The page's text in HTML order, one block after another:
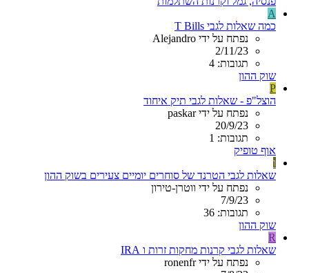
A
כמה שאלות לגבי T Bills
נפתח על ידי Alejandro
2/11/23
תגובות: 4
שוק ההון
P
הוצל"פ - שאלות לגבי תיק איחוד
נפתח על ידי paskar
20/9/23
תגובות: 1
אוף טופיק
ו
שאלות לגבי הטרנד של סוחרים יומיים צעירים בשוק ההון
נפתח על ידי ווטרן-טירון
7/9/23
תגובות: 36
שוק ההון
R
שאלות לגבי קרנות מחקות זרות ו IRA
נפתח על ידי ronenfr